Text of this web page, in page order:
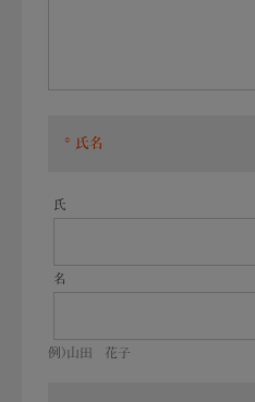
氏名
氏
名
例)山田 花子